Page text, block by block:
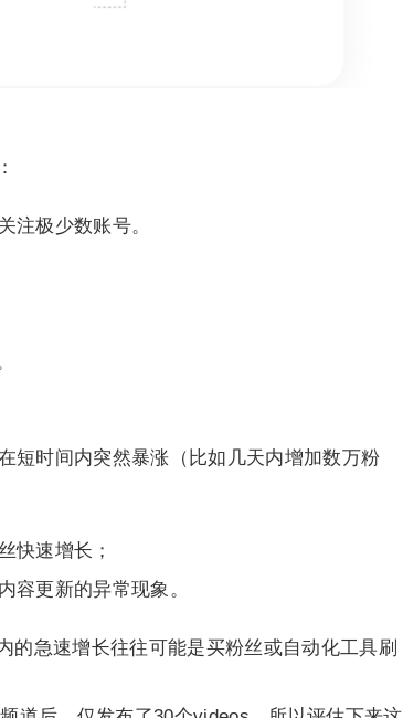
注极少数账号。
短时间内突然暴涨（比如几天内增加数万粉
快速增长；
容更新的异常现象。
的急速增长往往可能是买粉丝或自动化工具刷